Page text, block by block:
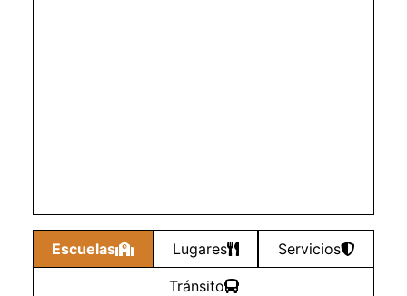
Escuelas Lugares Servicios
Tránsito